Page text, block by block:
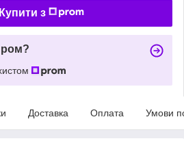
Купити з
Доставка Оплата Умови